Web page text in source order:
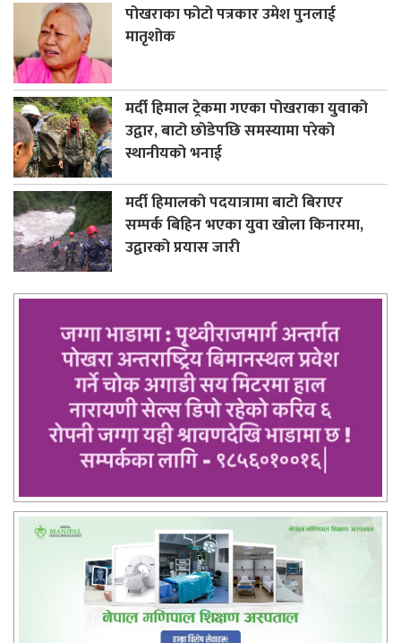
पोखराका फोटो पत्रकार उमेश पुनलाई
मातृशोक
मर्दी हिमाल ट्रेकमा गएका पोखराका युवाको
उद्वार, बाटो छोडेपछि समस्यामा परेको
स्थानीयको भनाई
मर्दी हिमालको पदयात्रामा बाटो बिराएर
सम्पर्क बिहिन भएका युवा खोला किनारमा,
उद्वारको प्रयास जारी